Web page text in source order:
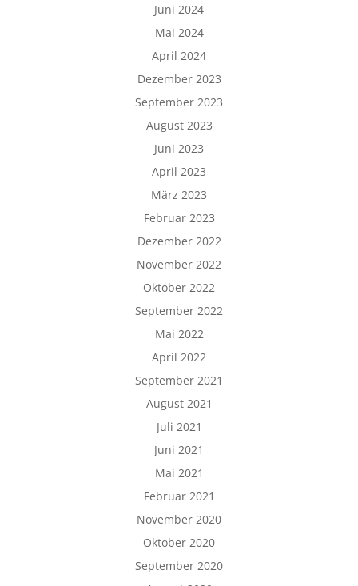
Juni 2024
Mai 2024
April 2024
Dezember 2023
September 2023
August 2023
Juni 2023
April 2023
März 2023
Februar 2023
Dezember 2022
November 2022
Oktober 2022
September 2022
Mai 2022
April 2022
September 2021
August 2021
Juli 2021
Juni 2021
Mai 2021
Februar 2021
November 2020
Oktober 2020
September 2020